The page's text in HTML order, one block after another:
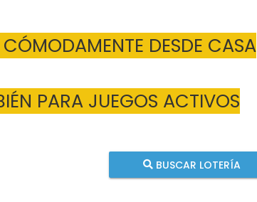
DESDE CASA
PARA JUEGOS ACTIVOS
BUSCAR LOTERÍA